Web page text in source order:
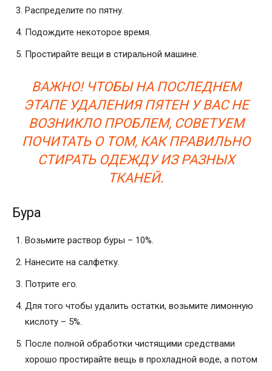
Распределите по пятну.
Подождите некоторое время.
Простирайте вещи в стиральной машине.
ВАЖНО! ЧТОБЫ НА ПОСЛЕДНЕМ
ЭТАПЕ УДАЛЕНИЯ ПЯТЕН У ВАС НЕ
ВОЗНИКЛО ПРОБЛЕМ, СОВЕТУЕМ
ПОЧИТАТЬ О ТОМ, КАК ПРАВИЛЬНО
СТИРАТЬ ОДЕЖДУ ИЗ РАЗНЫХ
ТКАНЕЙ.
Бура
Возьмите раствор буры – 10%.
Нанесите на салфетку.
Потрите его.
Для того чтобы удалить остатки, возьмите лимонную
кислоту – 5%.
После полной обработки чистящими средствами
хорошо простирайте вещь в прохладной воде, а потом